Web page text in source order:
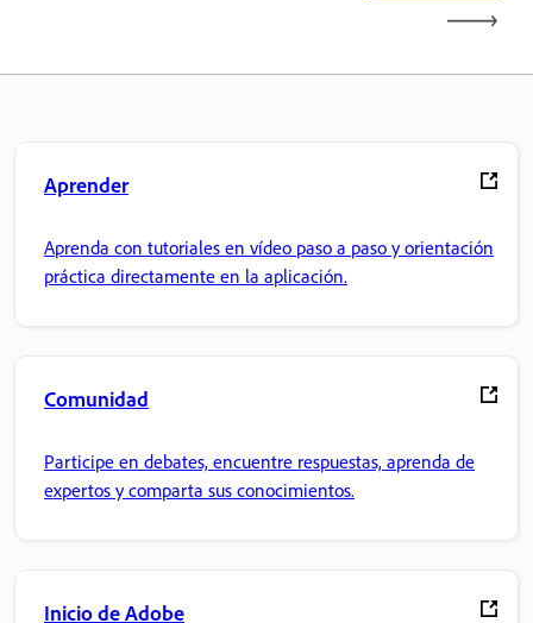
Aprender
Aprenda con tutoriales en vídeo paso a paso y orientación
práctica directamente en la aplicación.
Comunidad
Participe en debates, encuentre respuestas, aprenda de
expertos y comparta sus conocimientos.
Inicio de Adobe